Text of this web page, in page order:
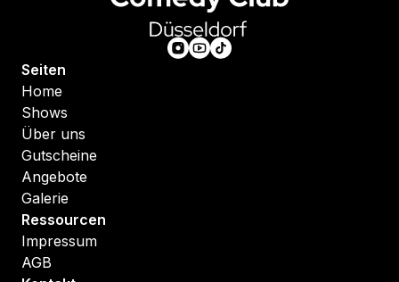
Seiten
Home
Shows
Über uns
Gutscheine
Angebote
Galerie
Ressourcen
Impressum
AGB